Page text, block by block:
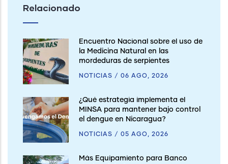
Relacionado
Encuentro Nacional sobre el uso de
la Medicina Natural en las
mordeduras de serpientes
NOTICIAS / 06 AGO, 2026
¿Qué estrategia implementa el
MINSA para mantener bajo control
el dengue en Nicaragua?
NOTICIAS / 05 AGO, 2026
Más Equipamiento para Banco